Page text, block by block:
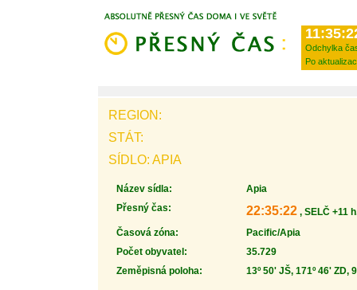
Odchylka
Po
REGION:
STÁT:
SÍDLO: APIA
Název sídla:
Apia
Přesný čas:
22:35:22 , SELČ +11
Časová zóna:
Pacific/Apia
Počet obyvatel:
35.729
Zeměpisná poloha:
13º 50' JŠ, 171º 46' ZD,